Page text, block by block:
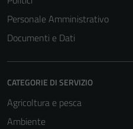
Personale Amministrativo
Documenti e Dati
CATEGORIE DI SERVIZIO
Agricoltura e pesca
Ambiente